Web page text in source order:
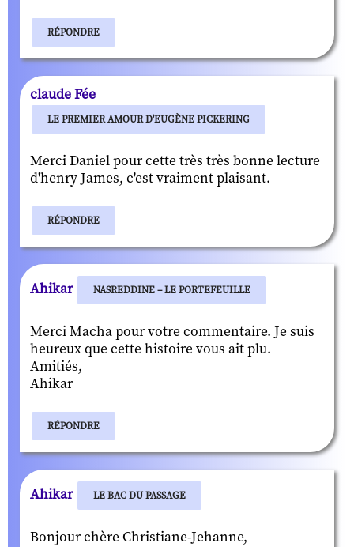
RÉPONDRE
claude Fée
LE PREMIER AMOUR D'EUGÈNE PICKERING
Merci Daniel pour cette très très bonne lecture
d'henry James, c'est vraiment plaisant.
RÉPONDRE
Ahikar NASREDDINE – LE PORTEFEUILLE
Merci Macha pour votre commentaire. Je suis
heureux que cette histoire vous ait plu.
Amitiés,
Ahikar
RÉPONDRE
Ahikar LE BAC DU PASSAGE
Bonjour chère Christiane-Jehanne,